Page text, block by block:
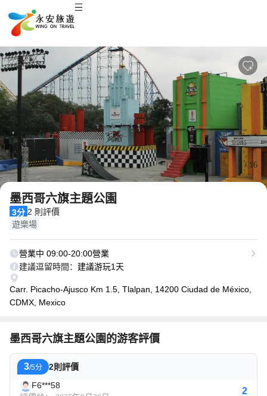
/ 16
墨西哥六旗主題公園
3分 2 則評價
遊樂場
營業中 09:00-20:00營業
建議逗留時間： 建議游玩1天
Carr. Picacho-Ajusco Km 1.5, Tlalpan, 14200 Ciudad de México,
CDMX, Mexico
墨西哥六旗主題公園的游客評價
3/5分
2則評價
F6***58
2